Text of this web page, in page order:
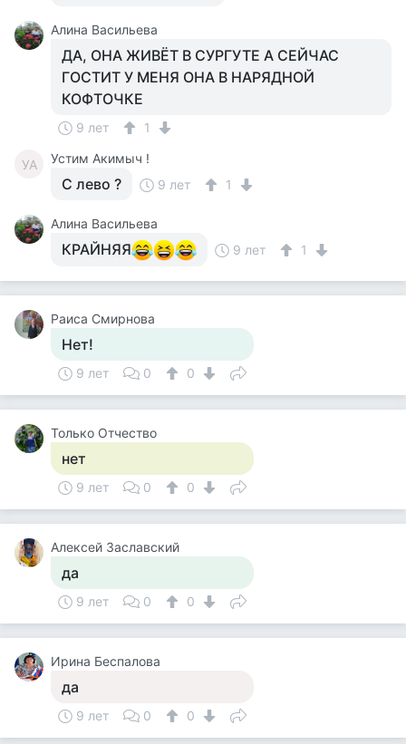
Алина Васильева
ДА, ОНА ЖИВЁТ В СУРГУТЕ А СЕЙЧАС
ГОСТИТ У МЕНЯ ОНА В НАРЯДНОЙ
КОФТОЧКЕ
9 лет 1
УА Устим Акимыч !
С лево ? 9 лет 1
Алина Васильева
КРАЙНЯЯ 9 лет 1
Раиса Смирнова
Нет!
9 лет 0 0
Только Отчество
нет
9 лет 0 0
Алексей Заславский
да
9 лет 0 0
Ирина Беспалова
да
9 лет 0 0